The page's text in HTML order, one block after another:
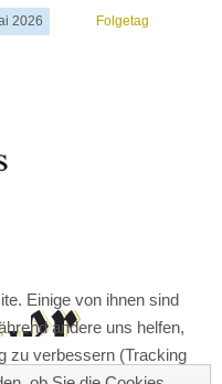
2026
Folgetag
Einige von ihnen sind
andere uns helfen,
zu verbessern (Tracking